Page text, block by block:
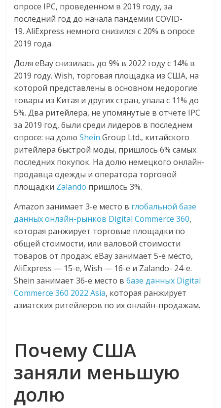
опросе IPC, проведенном в 2019 году, за
последний год до начала пандемии COVID-
19. AliExpress немного снизился с 20% в опросе
2019 года.
Доля eBay снизилась до 9% в 2022 году с 14% в
2019 году. Wish, торговая площадка из США, на
которой представлены в основном недорогие
товары из Китая и других стран, упала с 11% до
5%. Два ритейлера, не упомянутые в отчете IPC
за 2019 год, были среди лидеров в последнем
опросе: на долюShein Group Ltd., китайского
ритейлера быстрой моды, пришлось 6% самых
последних покупок. На долю немецкого онлайн-
продавца одежды и оператора торговой
площадки Zalando пришлось 3%.
Amazon занимает 3-е место в глобальной базе
данных онлайн-рынков Digital Commerce 360,
которая ранжирует торговые площадки по
общей стоимости, или валовой стоимости
товаров от продаж. eBay занимает 5-е место,
AliExpress — 15-е, Wish — 16-е и Zalando- 24-е.
Shein занимает 36-е место вбазе данных Digital
Commerce 360 2022 Asia, которая ранжирует
азиатских ритейлеров по их онлайн-продажам.
Почему США
заняли меньшую
долю